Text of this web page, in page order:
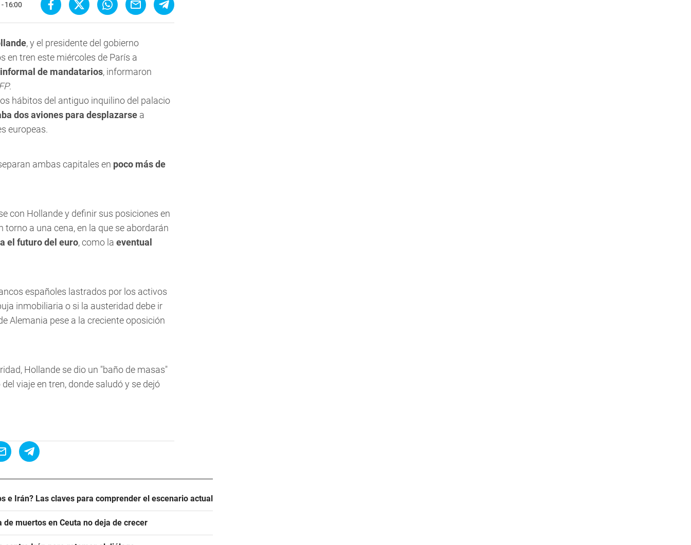
16:00
, y el presidente del gobierno
en tren este miércoles de París a
de mandatarios, informaron
.
hábitos del antiguo inquilino del palacio
dos aviones para desplazarse a
europeas.
ambas capitales en poco más de
con Hollande y definir sus posiciones en
a una cena, en la que se abordarán
el futuro del euro, como la eventual
españoles lastrados por los activos
inmobiliaria o si la austeridad debe ir
Alemania pese a la creciente oposición
Hollande se dio un "baño de masas"
viaje en tren, donde saludó y se dejó
e Irán? Las claves para comprender el escenario actual
muertos en Ceuta no deja de crecer